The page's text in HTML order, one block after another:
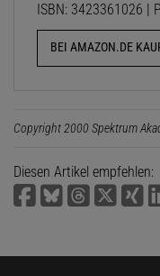
ISBN: 3423361026 |
BEI AMAZON.DE
Copyright 2000 Spektrum
Diesen Artikel empfehlen: